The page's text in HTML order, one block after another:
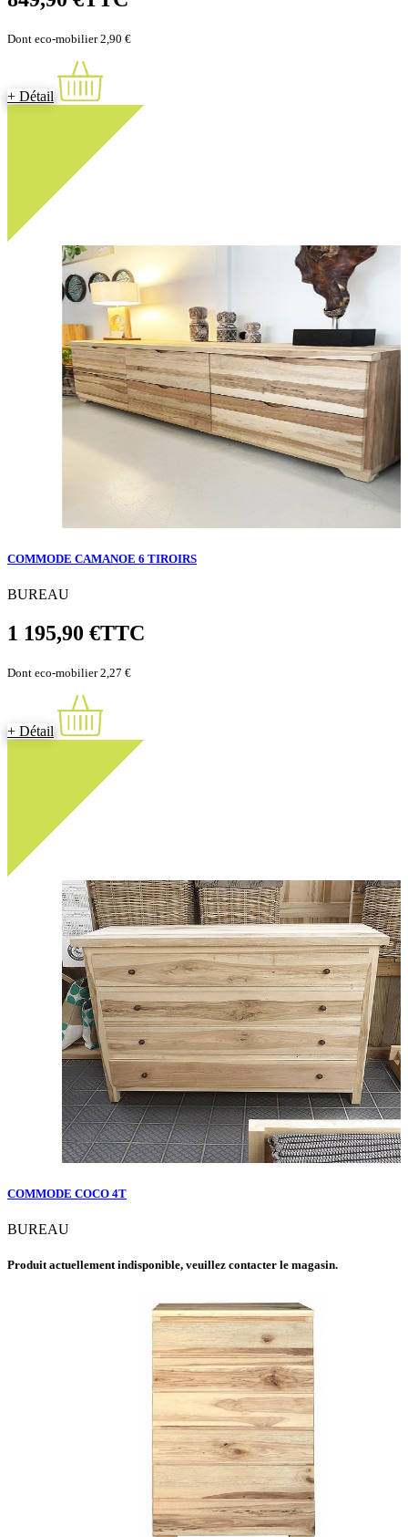
Dont eco-mobilier 2,90 €
+ Détail
COMMODE CAMANOE 6 TIROIRS
BUREAU
1 195,90 €TTC
Dont eco-mobilier 2,27 €
+ Détail
COMMODE COCO 4T
BUREAU
Produit actuellement indisponible, veuillez contacter le magasin.